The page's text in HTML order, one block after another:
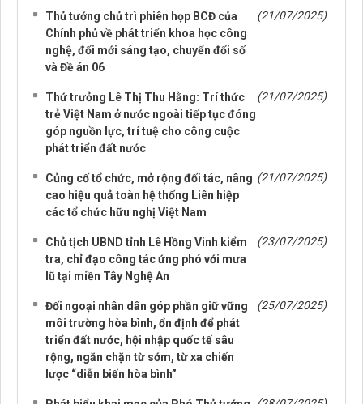
Thủ tướng chủ trì phiên họp BCĐ của
Chính phủ về phát triển khoa học công
nghệ, đổi mới sáng tạo, chuyển đổi số
và Đề án 06
(21/07/2025)
Thứ trưởng Lê Thị Thu Hằng: Trí thức
trẻ Việt Nam ở nước ngoài tiếp tục đóng
góp nguồn lực, trí tuệ cho công cuộc
phát triển đất nước
(21/07/2025)
Củng cố tổ chức, mở rộng đối tác, nâng
cao hiệu quả toàn hệ thống Liên hiệp
các tổ chức hữu nghị Việt Nam
(21/07/2025)
Chủ tịch UBND tỉnh Lê Hồng Vinh kiểm
tra, chỉ đạo công tác ứng phó với mưa
lũ tại miền Tây Nghệ An
(23/07/2025)
Đối ngoại nhân dân góp phần giữ vững
môi trường hòa bình, ổn định để phát
triển đất nước, hội nhập quốc tế sâu
rộng, ngăn chặn từ sớm, từ xa chiến
lược “diễn biến hòa bình”
(25/07/2025)